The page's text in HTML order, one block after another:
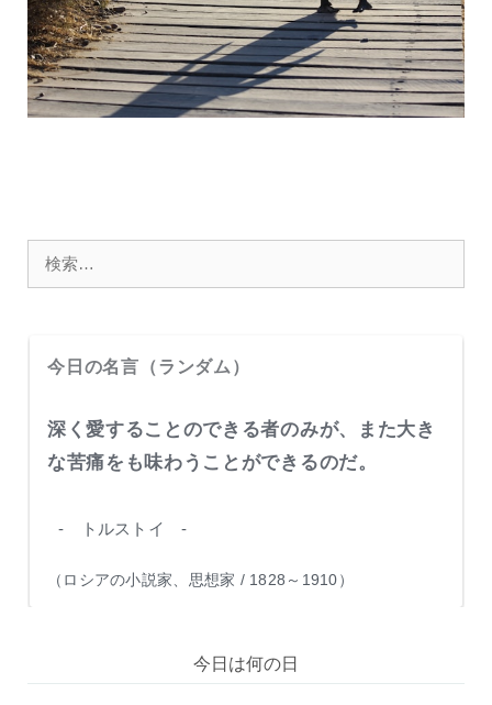
今日の名言（ランダム）
深く愛することのできる者のみが、また大き
な苦痛をも味わうことができるのだ。
- トルストイ -
（ロシアの小説家、思想家 / 1828～1910）
今日は何の日